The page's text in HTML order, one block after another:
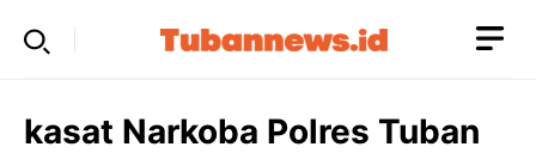
kasat Narkoba Polres Tuban